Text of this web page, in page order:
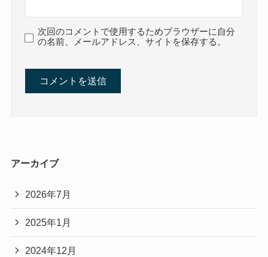
次回のコメントで使用するためブラウザーに自分
の名前、メールアドレス、サイトを保存する。
アーカイブ
2026年7月
2025年1月
2024年12月